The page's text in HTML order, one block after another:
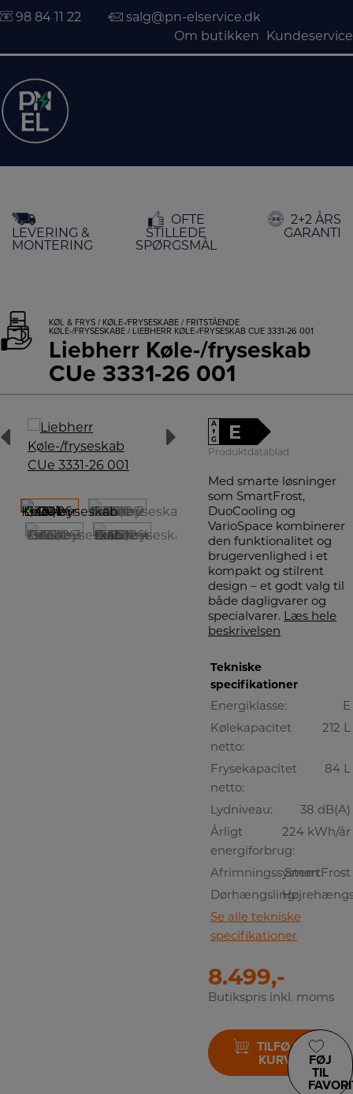
indholdet
98 84 11 22
salg@pn-elservice.dk
Om butikken
Kundeservice
LEVERING &
MONTERING
OFTE
STILLEDE
SPØRGSMÅL
2+2 ÅRS
GARANTI
KØL & FRYS / KØLE-/FRYSESKABE / FRITSTÅENDE
KØLE-/FRYSESKABE / LIEBHERR KØLE-/FRYSESKAB CUE 3331-26 001
Liebherr Køle-/fryseskab
CUe 3331-26 001
A
↑
G
E
Produktdatablad
Med smarte løsninger
som SmartFrost,
DuoCooling og
VarioSpace kombinerer
den funktionalitet og
brugervenlighed i et
kompakt og stilrent
design – et godt valg til
både dagligvarer og
specialvarer. Læs hele
beskrivelsen
Tekniske
specifikationer
Energiklasse:
E
Kølekapacitet
netto:
212 L
Frysekapacitet
netto:
84 L
Lydniveau:
38 dB(A)
Årligt
energiforbrug:
224 kWh/år
Afrimningssystem:
SmartFrost
Dørhængsling:
Se alle tekniske
specifikationer
8.499,-
Butikspris inkl. moms
TILFØJ TIL
KURV
FØJ
TIL